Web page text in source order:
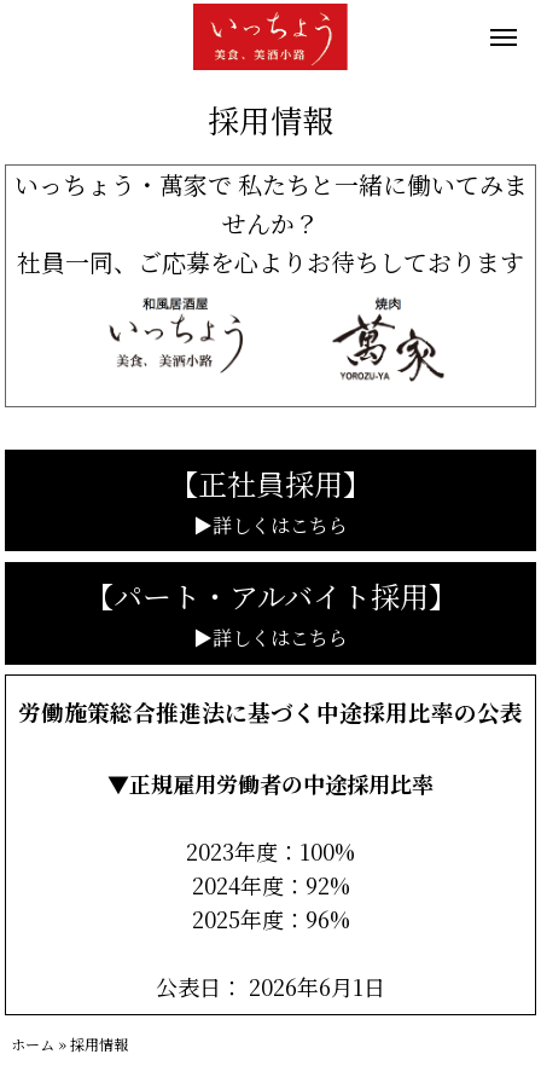
採用情報
いっちょう・萬家で 私たちと一緒に働いてみま
せんか？
社員一同、ご応募を心よりお待ちしております
【正社員採用】
▶詳しくはこちら
【パート・アルバイト採用】
▶詳しくはこちら
労働施策総合推進法に基づく中途採用比率の公表
▼正規雇用労働者の中途採用比率
2023年度：100%
2024年度：92%
2025年度：96%
公表日： 2026年6月1日
ホーム »採用情報